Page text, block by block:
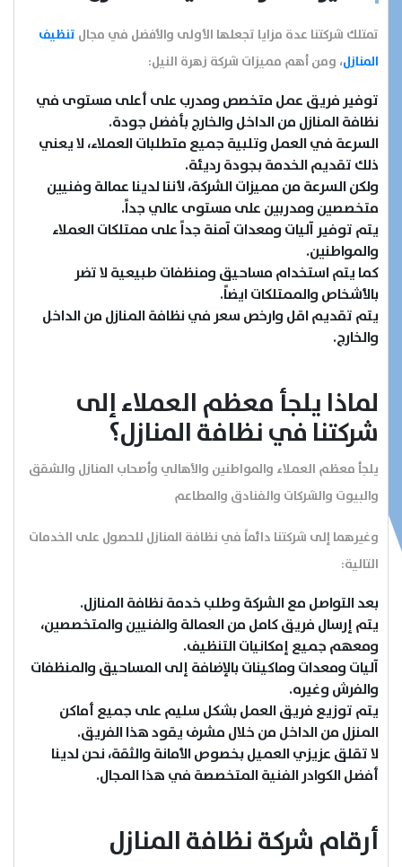
تمتلك شركتنا عدة مزايا تجعلها الأولى والأفضل في مجال تنظيف
المنازل، ومن أهم مميزات شركة زهرة النيل:
توفير فريق عمل متخصص ومدرب على أعلى مستوى في
نظافة المنازل من الداخل والخارج بأفضل جودة.
السرعة في العمل وتلبية جميع متطلبات العملاء، لا يعني
ذلك تقديم الخدمة بجودة رديئة.
ولكن السرعة من مميزات الشركة، لأننا لدينا عمالة وفنيين
متخصصين ومدربين على مستوى عالي جداً.
يتم توفير آليات ومعدات آمنة جداً على ممتلكات العملاء
والمواطنين.
كما يتم استخدام مساحيق ومنظفات طبيعية لا تضر
بالأشخاص والممتلكات ايضاً.
يتم تقديم اقل وارخص سعر في نظافة المنازل من الداخل
والخارج.
لماذا يلجأ معظم العملاء إلى
شركتنا في نظافة المنازل؟
يلجأ معظم العملاء والمواطنين والأهالي وأصحاب المنازل والشقق
والبيوت والشركات والفنادق والمطاعم
وغيرهما إلى شركتنا دائماً في نظافة المنازل للحصول على الخدمات
التالية:
بعد التواصل مع الشركة وطلب خدمة نظافة المنازل.
يتم إرسال فريق كامل من العمالة والفنيين والمتخصصين،
ومعهم جميع إمكانيات التنظيف.
آليات ومعدات وماكينات بالإضافة إلى المساحيق والمنظفات
والفرش وغيره.
يتم توزيع فريق العمل بشكل سليم على جميع أماكن
المنزل من الداخل من خلال مشرف يقود هذا الفريق.
لا تقلق عزيزي العميل بخصوص الأمانة والثقة، نحن لدينا
أفضل الكوادر الفنية المتخصصة في هذا المجال.
أرقام شركة نظافة المنازل